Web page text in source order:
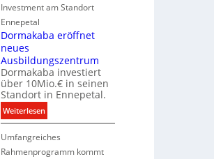
k
n
p
r
t
n
e
r
b
e
i
i
i
a
l
e
B
r
a
n
d
Investment am Standort
Ennepetal
Dormakaba eröffnet
neues
Ausbildungszentrum
Dormakaba investiert
über 10Mio.€ in seinen
Standort in Ennepetal.
Weiterlesen:
D
o
r
Umfangreiches
Rahmenprogramm kommt